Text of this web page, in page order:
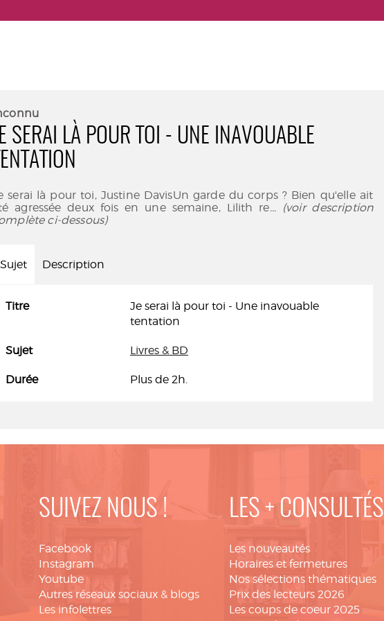
SERAI LÀ POUR TOI - UNE INAVOUABLE
TENTATION
serai là pour toi, Justine DavisUn garde du corps ? Bien qu'elle ait
agressée deux fois en une semaine, Lilith re... (voir description
ci-dessous)
Sujet Description
Titre
Je serai là pour toi - Une inavouable
tentation
Sujet Livres & BD
Durée Plus de 2h.
SUIVEZ NOUS !
Facebook
Instagram
Youtube
Autres réseaux sociaux & blogs
Les infolettres
LES + CONSULTÉS
Les nouveautés
Horaires et fermetures
Nos sélections thématiques
Prix des lecteurs 2026
Les coups de coeur 2025